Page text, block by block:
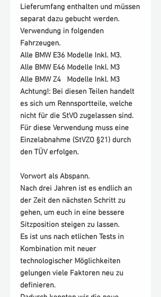
Lieferumfang enthalten und müssen
separat dazu gebucht werden.
Verwendung in folgenden
Fahrzeugen.
Alle BMW E36 Modelle Inkl. M3.
Alle BMW E46 Modelle Inkl. M3
Alle BMW Z4 Modelle Inkl. M3
Achtung!: Bei diesen Teilen handelt
es sich um Rennsportteile, welche
nicht für die StVO zugelassen sind.
Für diese Verwendung muss eine
Einzelabnahme (StVZO §21) durch
den TÜV erfolgen.
Vorwort als Abspann.
Nach drei Jahren ist es endlich an
der Zeit den nächsten Schritt zu
gehen, um euch in eine bessere
Sitzposition steigen zu lassen.
Es ist uns nach etlichen Tests in
Kombination mit neuer
technologischer Möglichkeiten
gelungen viele Faktoren neu zu
definieren.